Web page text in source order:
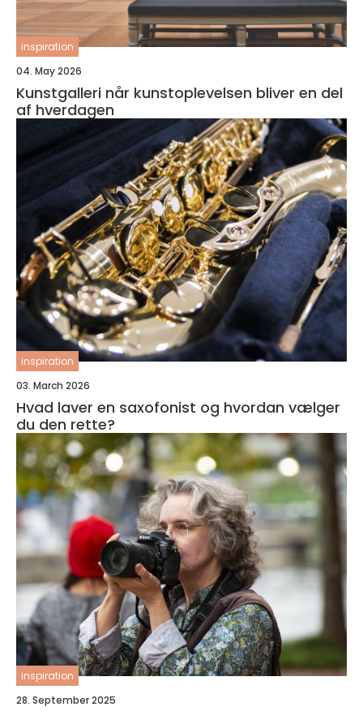
inspiration
04. May 2026
Kunstgalleri når kunstoplevelsen bliver en del
af hverdagen
inspiration
03. March 2026
Hvad laver en saxofonist og hvordan vælger
du den rette?
inspiration
28. September 2025